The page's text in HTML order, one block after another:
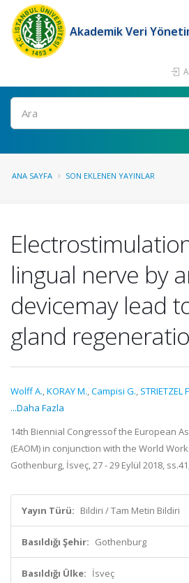
Akademik Veri
Ara
ANA SAYFA SON EKLENEN YAYINLAR
lingual nerve by
devicemay lead
gland
Wolff A.,KORAY M.,Campisi G., STRIETZEL
...Daha Fazla
14th Biennial Congressof the European
(EAOM) in conjunction with the World
Gothenburg, İsveç, 27 - 29 Eylül 2018,
Yayın Türü: Bildiri / Tam Metin Bildiri
Basıldığı Şehir: Gothenburg
Basıldığı Ülke: İsveç